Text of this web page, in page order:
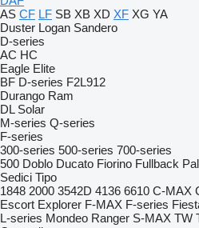
AS CF LF SB XB XD XF XG YA
Duster Logan Sandero
D-series
AC HC
Eagle Elite
BF D-series F2L912
Durango Ram
DL Solar
M-series Q-series
F-series
300-series 500-series 700-series
500 Doblo Ducato Fiorino Fullback
Sedici Tipo
1848 2000 3542D 4136 6610 C-MAX
Escort Explorer F-MAX F-series
L-series Mondeo Ranger S-MAX TW